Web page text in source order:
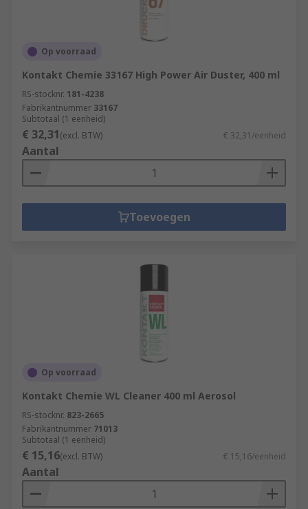
Op voorraad
Kontakt Chemie 33167 High Power Air Duster, 400 ml
RS-stocknr. 181-4238
Fabrikantnummer 33167
Subtotaal (1 eenheid)
€ 32,31(excl. BTW) € 32,31/eenheid
Aantal
Toevoegen
Op voorraad
Kontakt Chemie WL Cleaner 400 ml Aerosol
RS-stocknr. 823-2665
Fabrikantnummer 71013
Subtotaal (1 eenheid)
€ 15,16(excl. BTW) € 15,16/eenheid
Aantal